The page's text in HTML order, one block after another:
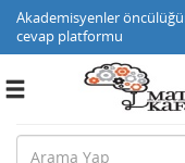
Akademisyenler
cevap platformu
Toggle